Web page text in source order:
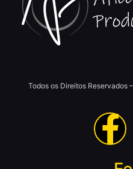
Todos os Direitos Reservados